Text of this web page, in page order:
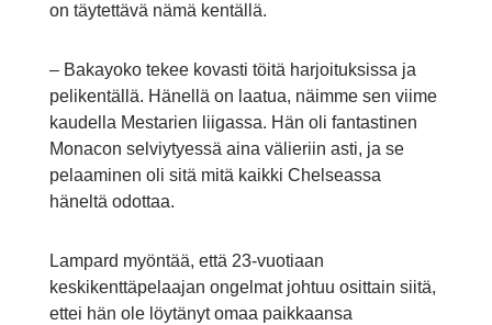
on täytettävä nämä kentällä.
– Bakayoko tekee kovasti töitä harjoituksissa ja
pelikentällä. Hänellä on laatua, näimme sen viime
kaudella Mestarien liigassa. Hän oli fantastinen
Monacon selviytyessä aina välieriin asti, ja se
pelaaminen oli sitä mitä kaikki Chelseassa
häneltä odottaa.
Lampard myöntää, että 23-vuotiaan
keskikenttäpelaajan ongelmat johtuu osittain siitä,
ettei hän ole löytänyt omaa paikkaansa